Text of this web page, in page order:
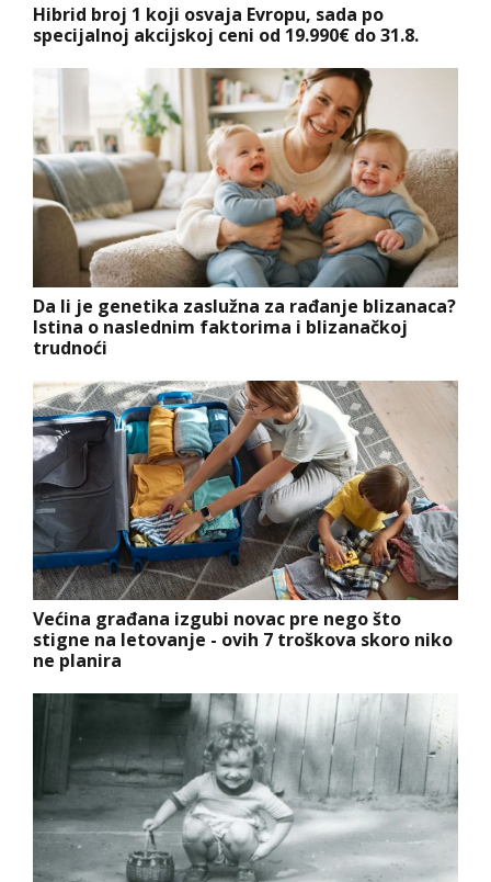
Hibrid broj 1 koji osvaja Evropu, sada po
specijalnoj akcijskoj ceni od 19.990€ do 31.8.
Da li je genetika zaslužna za rađanje blizanaca?
Istina o naslednim faktorima i blizanačkoj
trudnoći
Većina građana izgubi novac pre nego što
stigne na letovanje - ovih 7 troškova skoro niko
ne planira